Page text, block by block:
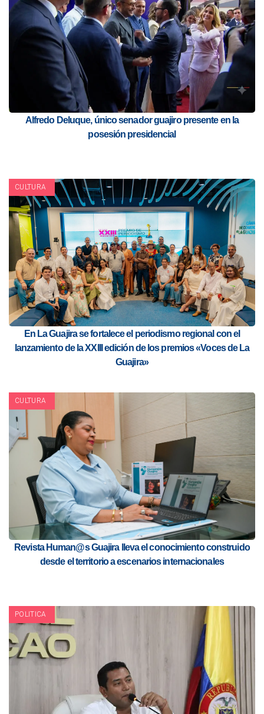
Alfredo Deluque, único senador guajiro presente en la
posesión presidencial
CULTURA
En La Guajira se fortalece el periodismo regional con el
lanzamiento de la XXIII edición de los premios «Voces de La
Guajira»
CULTURA
Revista Human@s Guajira lleva el conocimiento construido
desde el territorio a escenarios internacionales
POLITICA